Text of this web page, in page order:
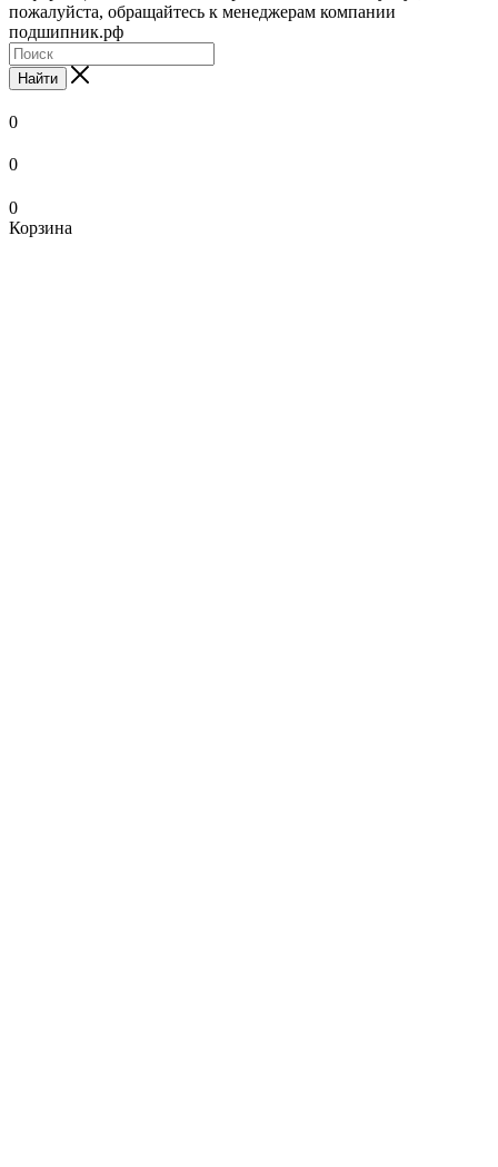
пожалуйста, обращайтесь к менеджерам компании
подшипник.рф
Найти
0
0
0
Корзина